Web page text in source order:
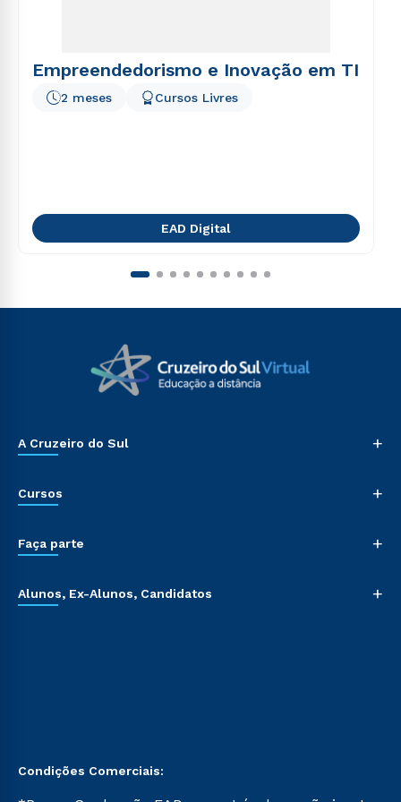
Empreendedorismo e Inovação em TI
2 meses Cursos Livres
EAD Digital
A Cruzeiro do Sul +
Cursos +
Faça parte +
Alunos, Ex-Alunos, Candidatos +
Condições Comerciais: